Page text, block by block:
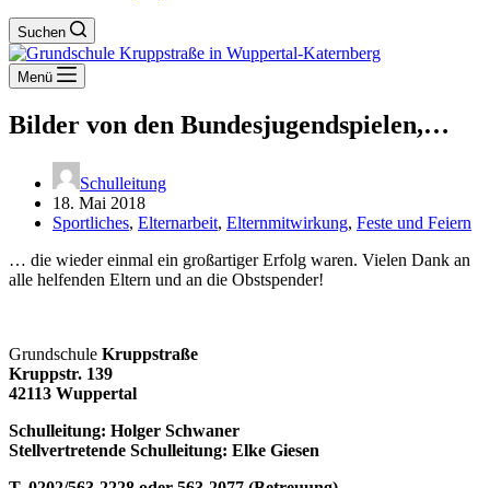
Suchen
Menü
Bilder von den Bundesjugendspielen,…
Schulleitung
18. Mai 2018
Sportliches, Elternarbeit, Elternmitwirkung, Feste und Feiern
… die wieder einmal ein großartiger Erfolg waren. Vielen Dank an
alle helfenden Eltern und an die Obstspender!
Grundschule Kruppstraße
Kruppstr. 139
42113 Wuppertal
Schulleitung: Holger Schwaner
Stellvertretende Schulleitung: Elke Giesen